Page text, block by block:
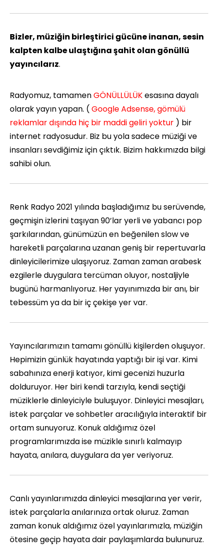
Bizler, müziğin birleştirici gücüne inanan, sesin
kalpten kalbe ulaştığına şahit olan gönüllü
yayıncılarız.
Radyomuz, tamamenGÖNÜLLÜLÜKesasına dayalı
olarak yayın yapan. ( Google Adsense, gömülü
reklamlar dışında hiç bir maddi geliri yoktur ) bir
internet radyosudur. Biz bu yola sadece müziği ve
insanları sevdiğimiz için çıktık. Bizim hakkımızda bilgi
sahibi olun.
Renk Radyo 2021 yılında başladığımız bu serüvende,
geçmişin izlerini taşıyan 90’lar yerli ve yabancı pop
şarkılarından, günümüzün en beğenilen slow ve
hareketli parçalarına uzanan geniş bir repertuvarla
dinleyicilerimize ulaşıyoruz. Zaman zaman arabesk
ezgilerle duygulara tercüman oluyor, nostaljiyle
bugünü harmanlıyoruz. Her yayınımızda bir anı, bir
tebessüm ya da bir iç çekişe yer var.
Yayıncılarımızın tamamı gönüllü kişilerden oluşuyor.
Hepimizin günlük hayatında yaptığı bir işi var. Kimi
sabahınıza enerji katıyor, kimi gecenizi huzurla
dolduruyor. Her biri kendi tarzıyla, kendi seçtiği
müziklerle dinleyiciyle buluşuyor. Dinleyici mesajları,
istek parçalar ve sohbetler aracılığıyla interaktif bir
ortam sunuyoruz. Konuk aldığımız özel
programlarımızda ise müzikle sınırlı kalmayıp
hayata, anılara, duygulara da yer veriyoruz.
Canlı yayınlarımızda dinleyici mesajlarına yer verir,
istek parçalarla anılarınıza ortak oluruz. Zaman
zaman konuk aldığımız özel yayınlarımızla, müziğin
ötesine geçip hayata dair paylaşımlarda bulunuruz.